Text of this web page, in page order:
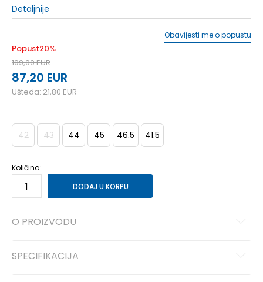
Detaljnije
Popust20%
109,00EUR
87,20 EUR
Ušteda: 21,80 EUR
Obavijesti me o popustu
42 43 44 45 46.5 41.5
Količina:
DODAJ U KORPU
O PROIZVODU
SPECIFIKACIJA